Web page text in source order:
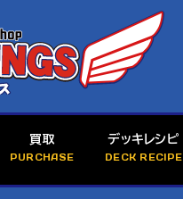
買取
PURCHASE
デッキレシピ
DECK RECIPE